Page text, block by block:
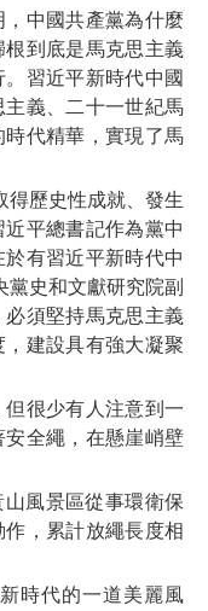
中國共產黨為什麼
到底是馬克思主義
習近平新時代中國
義、二十一世紀馬
代精華，實現了馬
歷史性成就、發生
平總書記作為黨中
有習近平新時代中
黨史和文獻研究院副
須堅持馬克思主義
建設具有強大凝聚
很少有人注意到一
全繩，在懸崖峭壁
風景區從事環衛保
，累計放繩長度相
時代的一道美麗風